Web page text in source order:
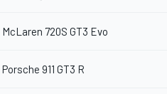
McLaren 720S GT3 Evo
Porsche 911 GT3 R